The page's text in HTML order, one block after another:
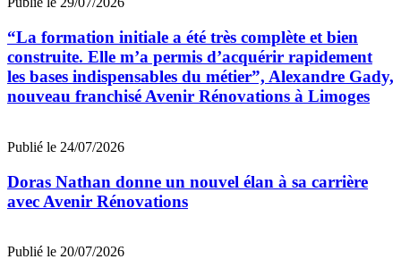
“La formation initiale a été très complète et bien
construite. Elle m’a permis d’acquérir rapidement
les bases indispensables du métier”, Alexandre Gady,
nouveau franchisé Avenir Rénovations à Limoges
Publié le 24/07/2026
Doras Nathan donne un nouvel élan à sa carrière
avec Avenir Rénovations
Publié le 20/07/2026